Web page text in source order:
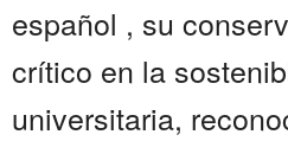
español , su
crítico en la
universitaria,